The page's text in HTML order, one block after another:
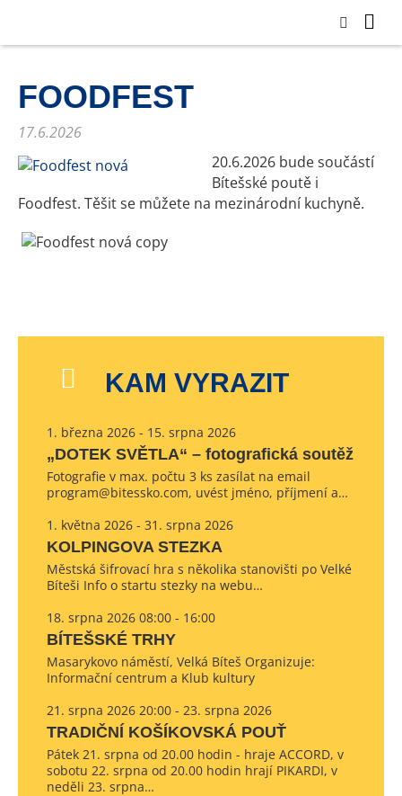
FOODFEST
17.6.2026
20.6.2026 bude součástí
Bítešské poutě i
Foodfest. Těšit se můžete na mezinárodní kuchyně.
KAM VYRAZIT
1. března 2026 - 15. srpna 2026
„DOTEK SVĚTLA“ – fotografická soutěž
Fotografie v max. počtu 3 ks zasílat na email
program@bitessko.com, uvést jméno, příjmení a…
1. května 2026 - 31. srpna 2026
KOLPINGOVA STEZKA
Městská šifrovací hra s několika stanovišti po Velké
Bíteši Info o startu stezky na webu…
18. srpna 2026 08:00 - 16:00
BÍTEŠSKÉ TRHY
Masarykovo náměstí, Velká Bíteš Organizuje:
Informační centrum a Klub kultury
21. srpna 2026 20:00 - 23. srpna 2026
TRADIČNÍ KOŠÍKOVSKÁ POUŤ
Pátek 21. srpna od 20.00 hodin - hraje ACCORD, v
sobotu 22. srpna od 20.00 hodin hrají PIKARDI, v
neděli 23. srpna…